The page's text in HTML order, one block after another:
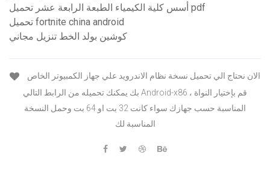
أسس كلية الكيمياء الطبعة الرابعة عشر تحميل pdf
تحميل fortnite china android
كوشين بولد الخط تنزيل مجاني
بك يمكنك تحميله من الرابط التالي Android-x86 ، قم بإختيار النواة
المناسبة حسب جهازك سواء كانت 32 بت او 64 بت وحمل النسخة
المناسبة لك